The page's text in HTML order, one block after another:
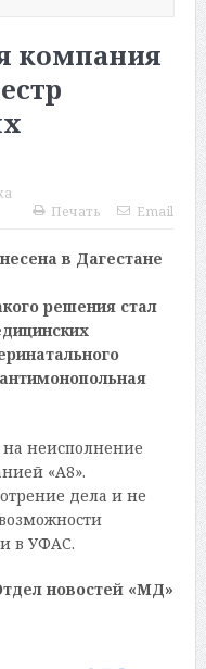
компания
Печать
Email
в Дагестане
решения стал
неисполнение
«А8».
дела и не
в УФАС.
новостей «МД»